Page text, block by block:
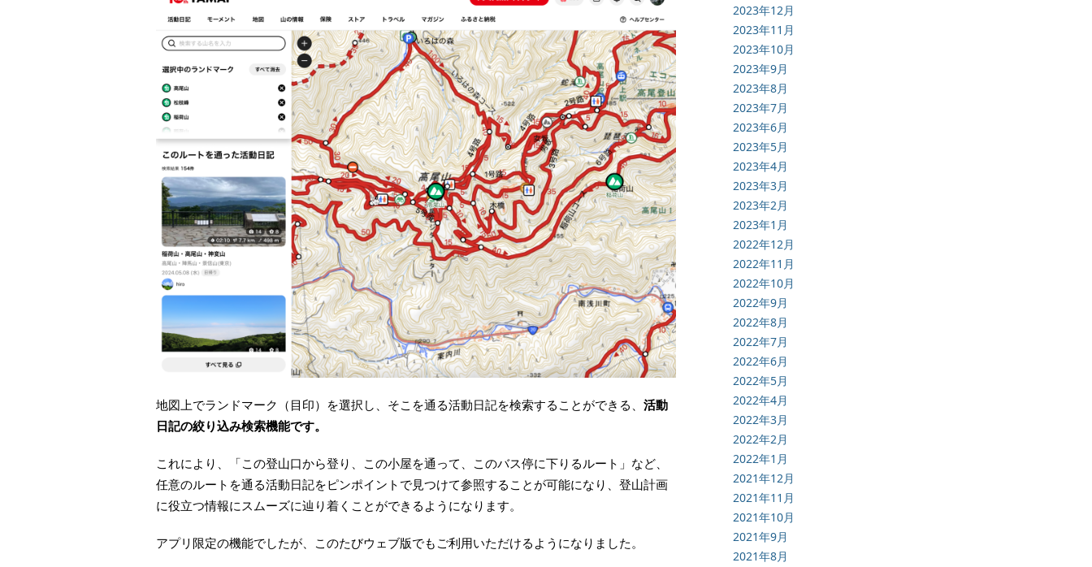
地図上でランドマーク（目印）を選択し、そこを通る活動日記を検索することができる、 活動
日記の絞り込み検索機能です。
これにより、「この登山口から登り、この小屋を通って、このバス停に下りるルート」など、
任意のルートを通る活動日記をピンポイントで見つけて参照することが可能になり、登山計画
に役立つ情報にスムーズに辿り着くことができるようになります。
アプリ限定の機能でしたが、このたびウェブ版でもご利用いただけるようになりました。
2023年12月
2023年11月
2023年10月
2023年9月
2023年8月
2023年7月
2023年6月
2023年5月
2023年4月
2023年3月
2023年2月
2023年1月
2022年12月
2022年11月
2022年10月
2022年9月
2022年8月
2022年7月
2022年6月
2022年5月
2022年4月
2022年3月
2022年2月
2022年1月
2021年12月
2021年11月
2021年10月
2021年9月
2021年8月